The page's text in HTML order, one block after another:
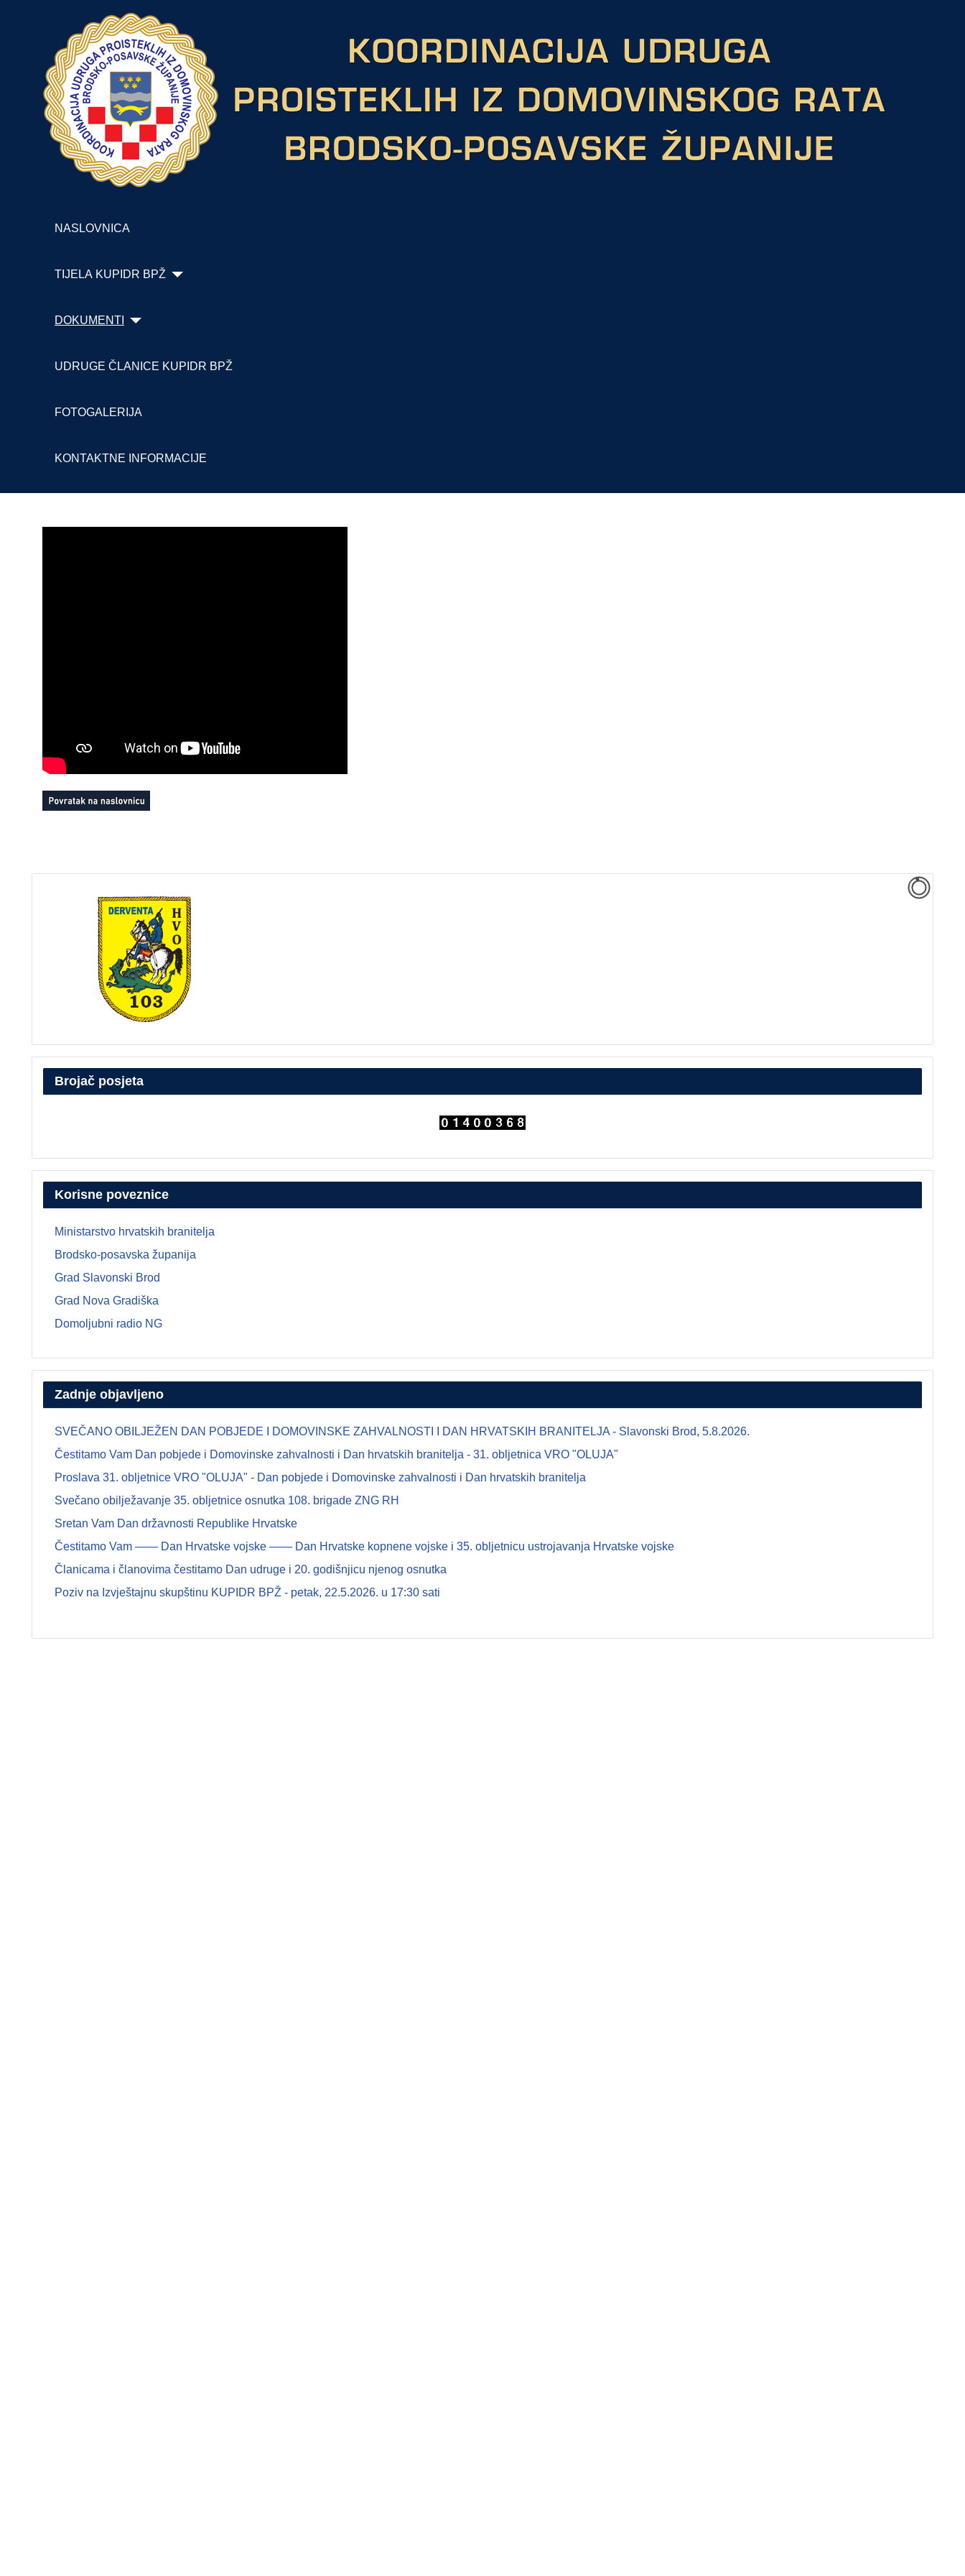
NASLOVNICA
TIJELA KUPIDR BPŽ
DOKUMENTI
UDRUGE ČLANICE KUPIDR BPŽ
FOTOGALERIJA
KONTAKTNE INFORMACIJE
Brojač posjeta
Korisne poveznice
Ministarstvo hrvatskih branitelja
Brodsko-posavska županija
Grad Slavonski Brod
Grad Nova Gradiška
Domoljubni radio NG
Zadnje objavljeno
SVEČANO OBILJEŽEN DAN POBJEDE I DOMOVINSKE ZAHVALNOSTI I DAN HRVATSKIH BRANITELJA - Slavonski Brod, 5.8.2026.
Čestitamo Vam Dan pobjede i Domovinske zahvalnosti i Dan hrvatskih branitelja - 31. obljetnica VRO "OLUJA"
Proslava 31. obljetnice VRO "OLUJA" - Dan pobjede i Domovinske zahvalnosti i Dan hrvatskih branitelja
Svečano obilježavanje 35. obljetnice osnutka 108. brigade ZNG RH
Sretan Vam Dan državnosti Republike Hrvatske
Čestitamo Vam —— Dan Hrvatske vojske —— Dan Hrvatske kopnene vojske i 35. obljetnicu ustrojavanja Hrvatske vojske
Članicama i članovima čestitamo Dan udruge i 20. godišnjicu njenog osnutka
Poziv na Izvještajnu skupštinu KUPIDR BPŽ - petak, 22.5.2026. u 17:30 sati